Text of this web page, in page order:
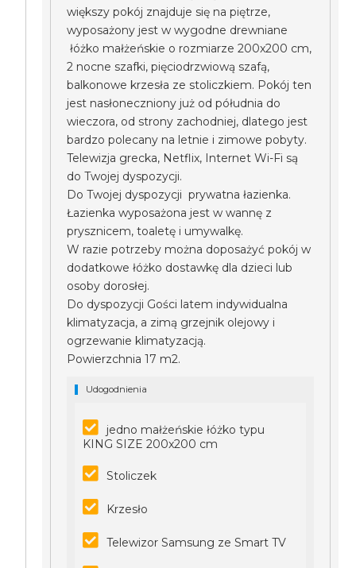
większy pokój znajduje się na piętrze,
wyposażony jest w wygodne drewniane
łóżko małżeńskie o rozmiarze 200x200 cm,
2 nocne szafki, pięciodrzwiową szafą,
balkonowe krzesła ze stoliczkiem. Pokój ten
jest nasłoneczniony już od półudnia do
wieczora, od strony zachodniej, dlatego jest
bardzo polecany na letnie i zimowe pobyty.
Telewizja grecka, Netflix, Internet Wi-Fi są
do Twojej dyspozycji.
Do Twojej dyspozycji prywatna łazienka.
Łazienka wyposażona jest w wannę z
prysznicem, toaletę i umywalkę.
W razie potrzeby można doposażyć pokój w
dodatkowe łóżko dostawkę dla dzieci lub
osoby dorosłej.
Do dyspozycji Gości latem indywidualna
klimatyzacja, a zimą grzejnik olejowy i
ogrzewanie klimatyzacją.
Powierzchnia 17 m2.
Udogodnienia
jedno małżeńskie łóżko typu
KING SIZE 200x200 cm
Stoliczek
Krzesło
Telewizor Samsung ze Smart TV